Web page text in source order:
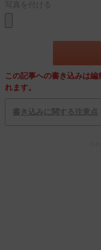
写真を付ける
この記事への書き込みは
れます。
書き込みに関する注意点